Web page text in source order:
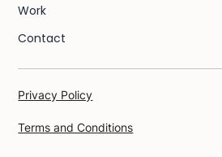
Work
Contact
Privacy Policy
Terms and Conditions